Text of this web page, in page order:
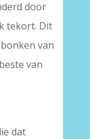
door
tekort. Dit
van
van
dat